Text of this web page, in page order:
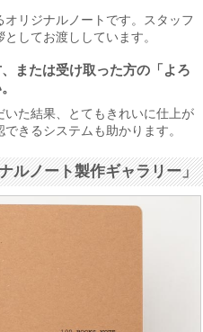
リジナルノートです。スタッフ
してお渡ししています。
または受け取った方の「よろ
た結果、とてもきれいに仕上が
きるシステムも助かります。
ルノート製作ギャラリー」